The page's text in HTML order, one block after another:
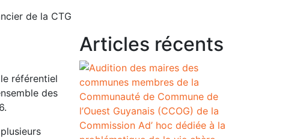
de la CTG
référentiel
des
Articles récents